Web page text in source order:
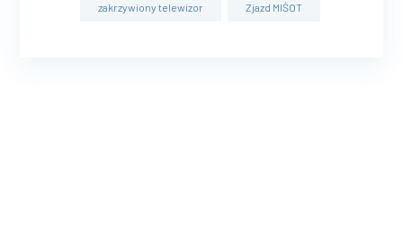
zakrzywiony telewizor Zjazd MIŚOT